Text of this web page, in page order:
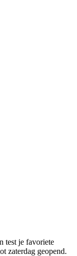
test je favoriete
zaterdag geopend.